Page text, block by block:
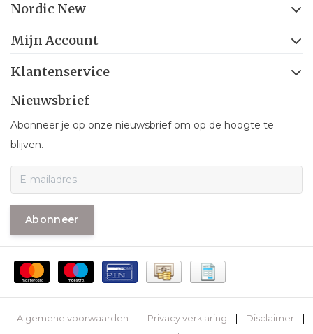
Nordic New
Mijn Account
Klantenservice
Nieuwsbrief
Abonneer je op onze nieuwsbrief om op de hoogte te
blijven.
Abonneer
Algemene voorwaarden Privacy verklaring Disclaimer